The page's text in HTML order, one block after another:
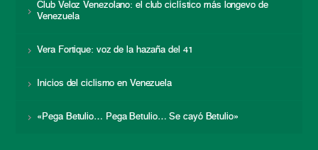
Club Veloz Venezolano: el club ciclístico más longevo de
Venezuela
Vera Fortique: voz de la hazaña del 41
Inicios del ciclismo en Venezuela
«Pega Betulio… Pega Betulio… Se cayó Betulio»